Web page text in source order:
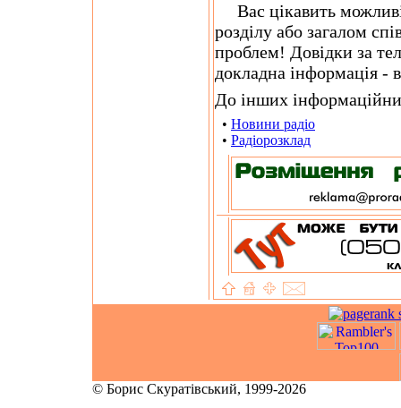
Вас цікавить
розділу або загалом
проблем! Довідки за
докладна інформація -
До інших
• Новини радіо
• Радіорозклад
© Борис Скуратівський, 1999-2026